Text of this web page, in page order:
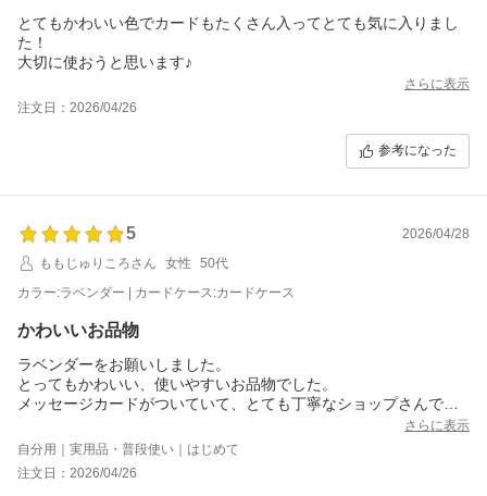
とてもかわいい色でカードもたくさん入ってとても気に入りまし
た！
大切に使おうと思います♪
さらに表示
注文日：2026/04/26
参考になった
5
2026/04/28
ももじゅりころさん
女性
50代
カラー:ラベンダー | カードケース:カードケース
かわいいお品物
ラベンダーをお願いしました。
とってもかわいい、使いやすいお品物でした。
メッセージカードがついていて、とても丁寧なショップさんでし
さらに表示
自分用｜実用品・普段使い｜はじめて
注文日：2026/04/26